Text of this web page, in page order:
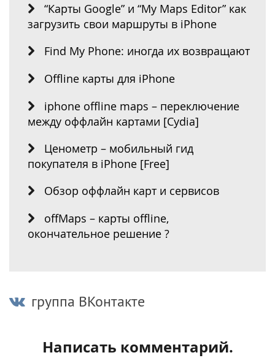
“Карты Google” и “My Maps Editor” как
загрузить свои маршруты в iPhone
Find My Phone: иногда их возвращают
Offline карты для iPhone
iphone offline maps – переключение
между оффлайн картами [Cydia]
Ценометр – мобильный гид
покупателя в iPhone [Free]
Обзор оффлайн карт и сервисов
offMaps – карты offline,
окончательное решение ?
группа ВКонтакте
Написать комментарий.